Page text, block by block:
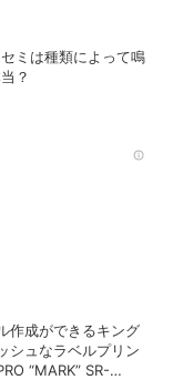
ミは種類によって鳴
？
作成ができるキング
シュなラベルプリン
“MARK” SR-